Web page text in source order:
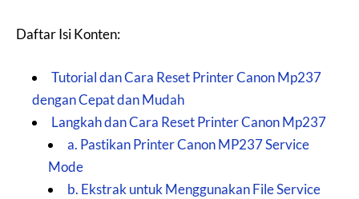
Daftar Isi Konten:
Tutorial dan Cara Reset Printer Canon Mp237
dengan Cepat dan Mudah
Langkah dan Cara Reset Printer Canon Mp237
a. Pastikan Printer Canon MP237 Service
Mode
b. Ekstrak untuk Menggunakan File Service